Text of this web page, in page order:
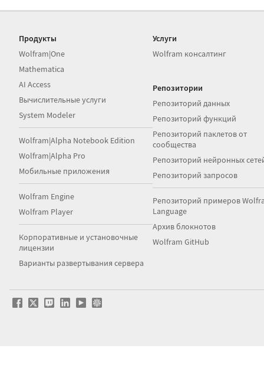
Продукты
Wolfram|One
Mathematica
AI Access
Вычислительные услуги
System Modeler
Wolfram|Alpha Notebook Edition
Wolfram|Alpha Pro
Мобильные приложения
Wolfram Engine
Wolfram Player
Корпоративные и установочные
лицензии
Варианты развертывания сервера
Услуги
Wolfram консалтинг
Репозитории
Репозиторий данных
Репозиторий функций
Репозиторий паклетов от
сообщества
Репозиторий нейронных
Репозиторий запросов
Репозиторий примеров
Language
Архив блокнотов
Wolfram GitHub